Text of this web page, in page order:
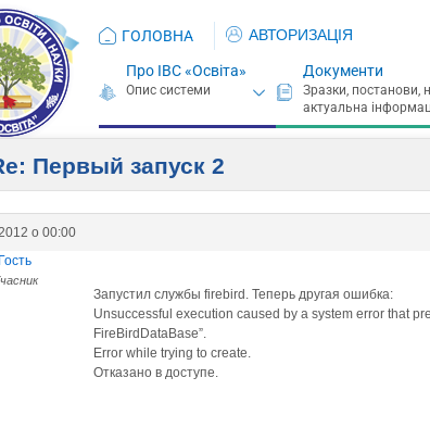
ГОЛОВНА АВТОРИЗАЦІЯ
Про ІВС «Освіта» Документи
Первый запуск 2
о 00:00
Гость
Запустил службы firebird. Теперь другая ошибка:
Unsuccessful execution caused by a system error that
FireBirdDataBase”.
Error while trying to create.
Отказано в доступе.